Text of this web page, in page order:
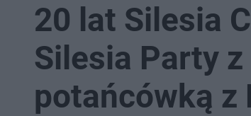
20 lat Silesia
Silesia Party
potańcówką z